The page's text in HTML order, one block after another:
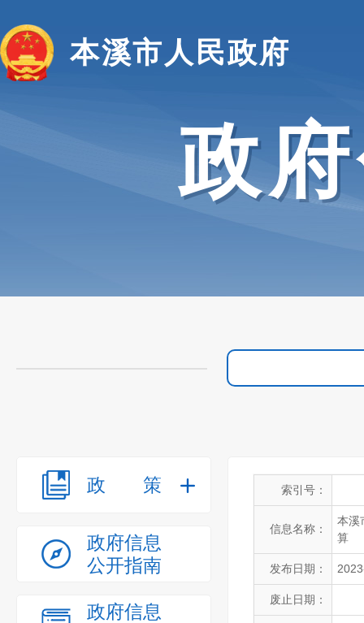
本溪市人民政府
政
政策
政府信息
公开指南
政府信息
索引号：
信息名称：
本溪
算
发布日期：
废止日期：